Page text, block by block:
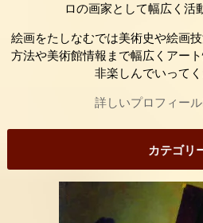
ロの画家として幅広く活
絵画をたしなむでは美術史や絵画
方法や美術館情報まで幅広くアー
非楽しんでいってく
詳しいプロフィー
カテゴリ